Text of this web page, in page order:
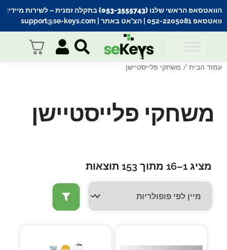
הוואטסאפ הראשי שלנו (053-3555743) בתקלה זמנית
– לשירות מיידי:
וואטסאפ 052-2205081
| הצ’אט באתר | support@se-keys.com
עמוד הבית / משחקי פלייסטיישן
משחקי פלייסטיישן
מציג 1–16 מתוך 153 תוצאות